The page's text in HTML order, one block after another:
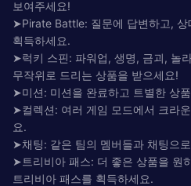
보여주세요!
➤Pirate Battle: 질문에 답변하고, 상
획득하세요.
➤럭키 스핀: 파워업, 생명, 금괴, 놀
무작위로 드리는 상품을 받으세요!
➤미션: 미션을 완료하고 트별한 상
➤컬렉션: 여러 게임 모드에서 크라
요.
➤채팅: 같은 팀의 멤버들과 채팅으
➤트리비아 패스: 더 좋은 상품을 원
트리비아 패스를 획득하세요.